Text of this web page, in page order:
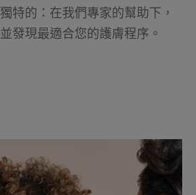
特的：在我們專家的幫助下，
發現最適合您的護膚程序。